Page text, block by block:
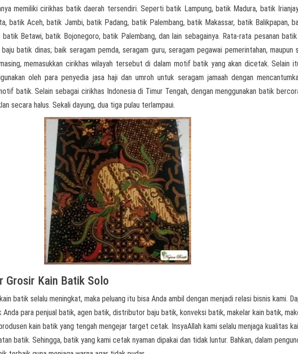
memiliki cirikhas batik daerah tersendiri. Seperti batik Lampung, batik Madura, batik
batik Aceh, batik Jambi, batik Padang, batik Palembang, batik Makassar, batik Balikpapan,
Betawi, batik Bojonegoro, batik Palembang, dan lain sebagainya. Rata-rata pesanan batik
batik dinas; baik seragam pemda, seragam guru, seragam pegawai pemerintahan, maupun
memasukkan cirikhas wilayah tersebut di dalam motif batik yang akan dicetak. Selain
oleh para penyedia jasa haji dan umroh untuk seragam jamaah dengan
batik. Selain sebagai cirikhas Indonesia di Timur Tengah, dengan menggunakan batik
secara halus. Sekali dayung, dua tiga pulau terlampaui.
Grosir Kain Batik Solo
batik selalu meningkat, maka peluang itu bisa Anda ambil dengan menjadi relasi bisnis kami.
para penjual batik, agen batik, distributor baju batik, konveksi batik, makelar kain batik,
kain batik yang tengah mengejar target cetak. InsyaAllah kami selalu menjaga kualitas
batik. Sehingga, batik yang kami cetak nyaman dipakai dan tidak luntur. Bahkan, dalam